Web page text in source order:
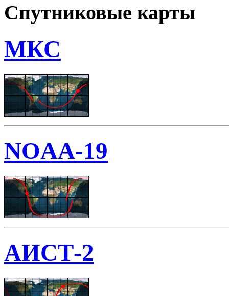
Спутниковые карты
МКС
NOAA-19
АИСТ-2